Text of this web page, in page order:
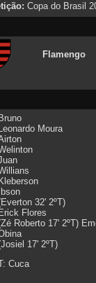
Copa do Brasil
Flamengo
Bruno
Leonardo Moura
Kleberson
Ibson
32' 2ºT)
Erick Flores
Roberto 17' 2ºT)
17' 2ºT)
Cuca